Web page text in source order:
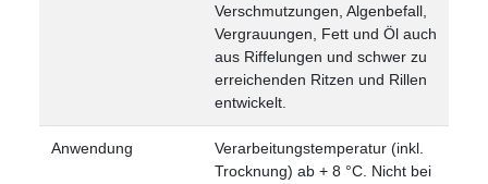
Verschmutzungen, Algenbefall,
Vergrauungen, Fett und Öl auch
aus Riffelungen und schwer zu
erreichenden Ritzen und Rillen
entwickelt.
Anwendung
Verarbeitungstemperatur (inkl.
Trocknung) ab + 8 °C. Nicht bei